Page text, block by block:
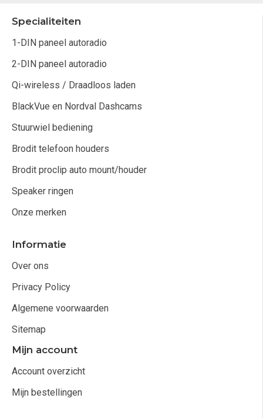
Specialiteiten
1-DIN paneel autoradio
2-DIN paneel autoradio
Qi-wireless / Draadloos laden
BlackVue en Nordval Dashcams
Stuurwiel bediening
Brodit telefoon houders
Brodit proclip auto mount/houder
Speaker ringen
Onze merken
Informatie
Over ons
Privacy Policy
Algemene voorwaarden
Sitemap
Mijn account
Account overzicht
Mijn bestellingen